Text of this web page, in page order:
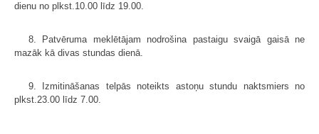
dienu no plkst.10.00 līdz 19.00.
8. Patvēruma meklētājam nodrošina pastaigu svaigā gaisā ne
mazāk kā divas stundas dienā.
9. Izmitināšanas telpās noteikts astoņu stundu naktsmiers no
plkst.23.00 līdz 7.00.